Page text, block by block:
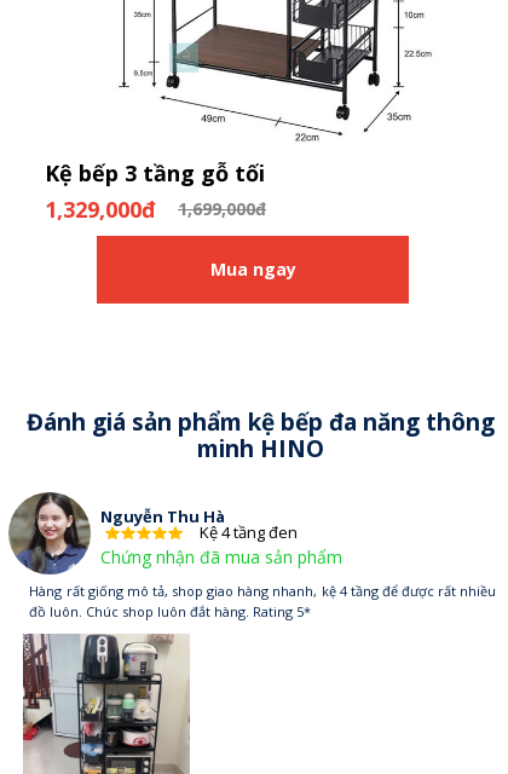
Kệ bếp 3 tầng gỗ tối
1,329,000đ
1,699,000đ
Mua ngay
Nguyễn Thu Hà
Hàng rất giống mô tả, shop giao hàng nhanh, kệ 4 tầng để được rất nhiều
đồ luôn. Chúc shop luôn đắt hàng. Rating 5*
Kệ 4 tầng đen
Chứng nhận đã mua sản phẩm
Đánh giá sản phẩm kệ bếp đa năng thông
minh HINO